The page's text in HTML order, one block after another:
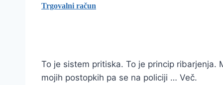
Trgovalni račun
To je sistem pritiska. To je princip ribarjenja.
mojih postopkih pa se na policiji … Več.